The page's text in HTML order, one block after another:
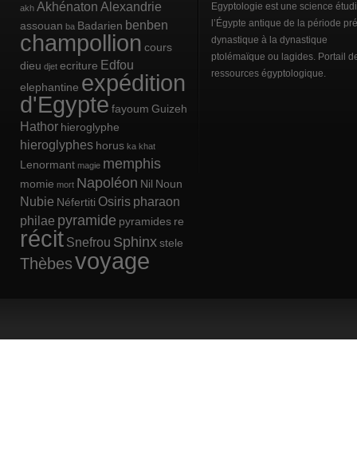
akh Akhénaton Alexandrie
assouan ba Badarien benben
champollion cours
dieu djet ecriture Edfou
elephantine expédition
d'Egyptefayoum Guizeh
Hathor hieroglyphe
hieroglyphes horus ka khat
Lenormant magie memphis
momie mort Napoléon Nil Noun
Nubie Néfertiti Osiris pharaon
philae pyramide pyramides re
récit Snefrou Sphinxstele
Thèbesvoyage
Egyptologie est une science
l’Égypte antique de la période
dynastique à la dynastique
ptolémaïque ou lagides. Portail
ressources égyptologique.